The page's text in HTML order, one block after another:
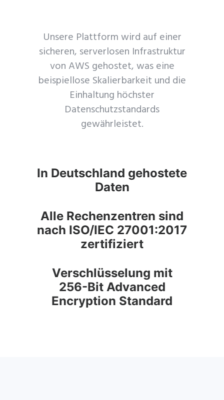
Unsere Plattform wird auf einer
sicheren, serverlosen Infrastruktur
von AWS gehostet, was eine
beispiellose Skalierbarkeit und die
Einhaltung höchster
Datenschutzstandards
gewährleistet.
In Deutschland gehostete
Daten
Alle Rechenzentren sind
nach ISO/IEC 27001:2017
zertifiziert
Verschlüsselung mit
256-Bit Advanced
Encryption Standard